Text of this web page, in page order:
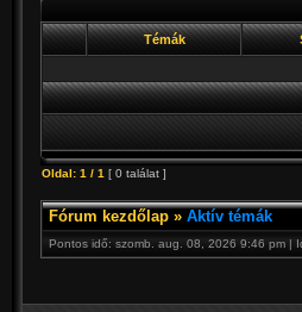
Témák
Oldal: 1 / 1 [ 0 találat ]
Fórum kezdőlap » Aktív témák
Pontos idő: szomb. aug. 08, 2026 9:46 pm |